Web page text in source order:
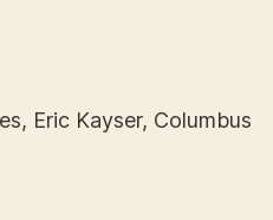
Eric Kayser, Columbus